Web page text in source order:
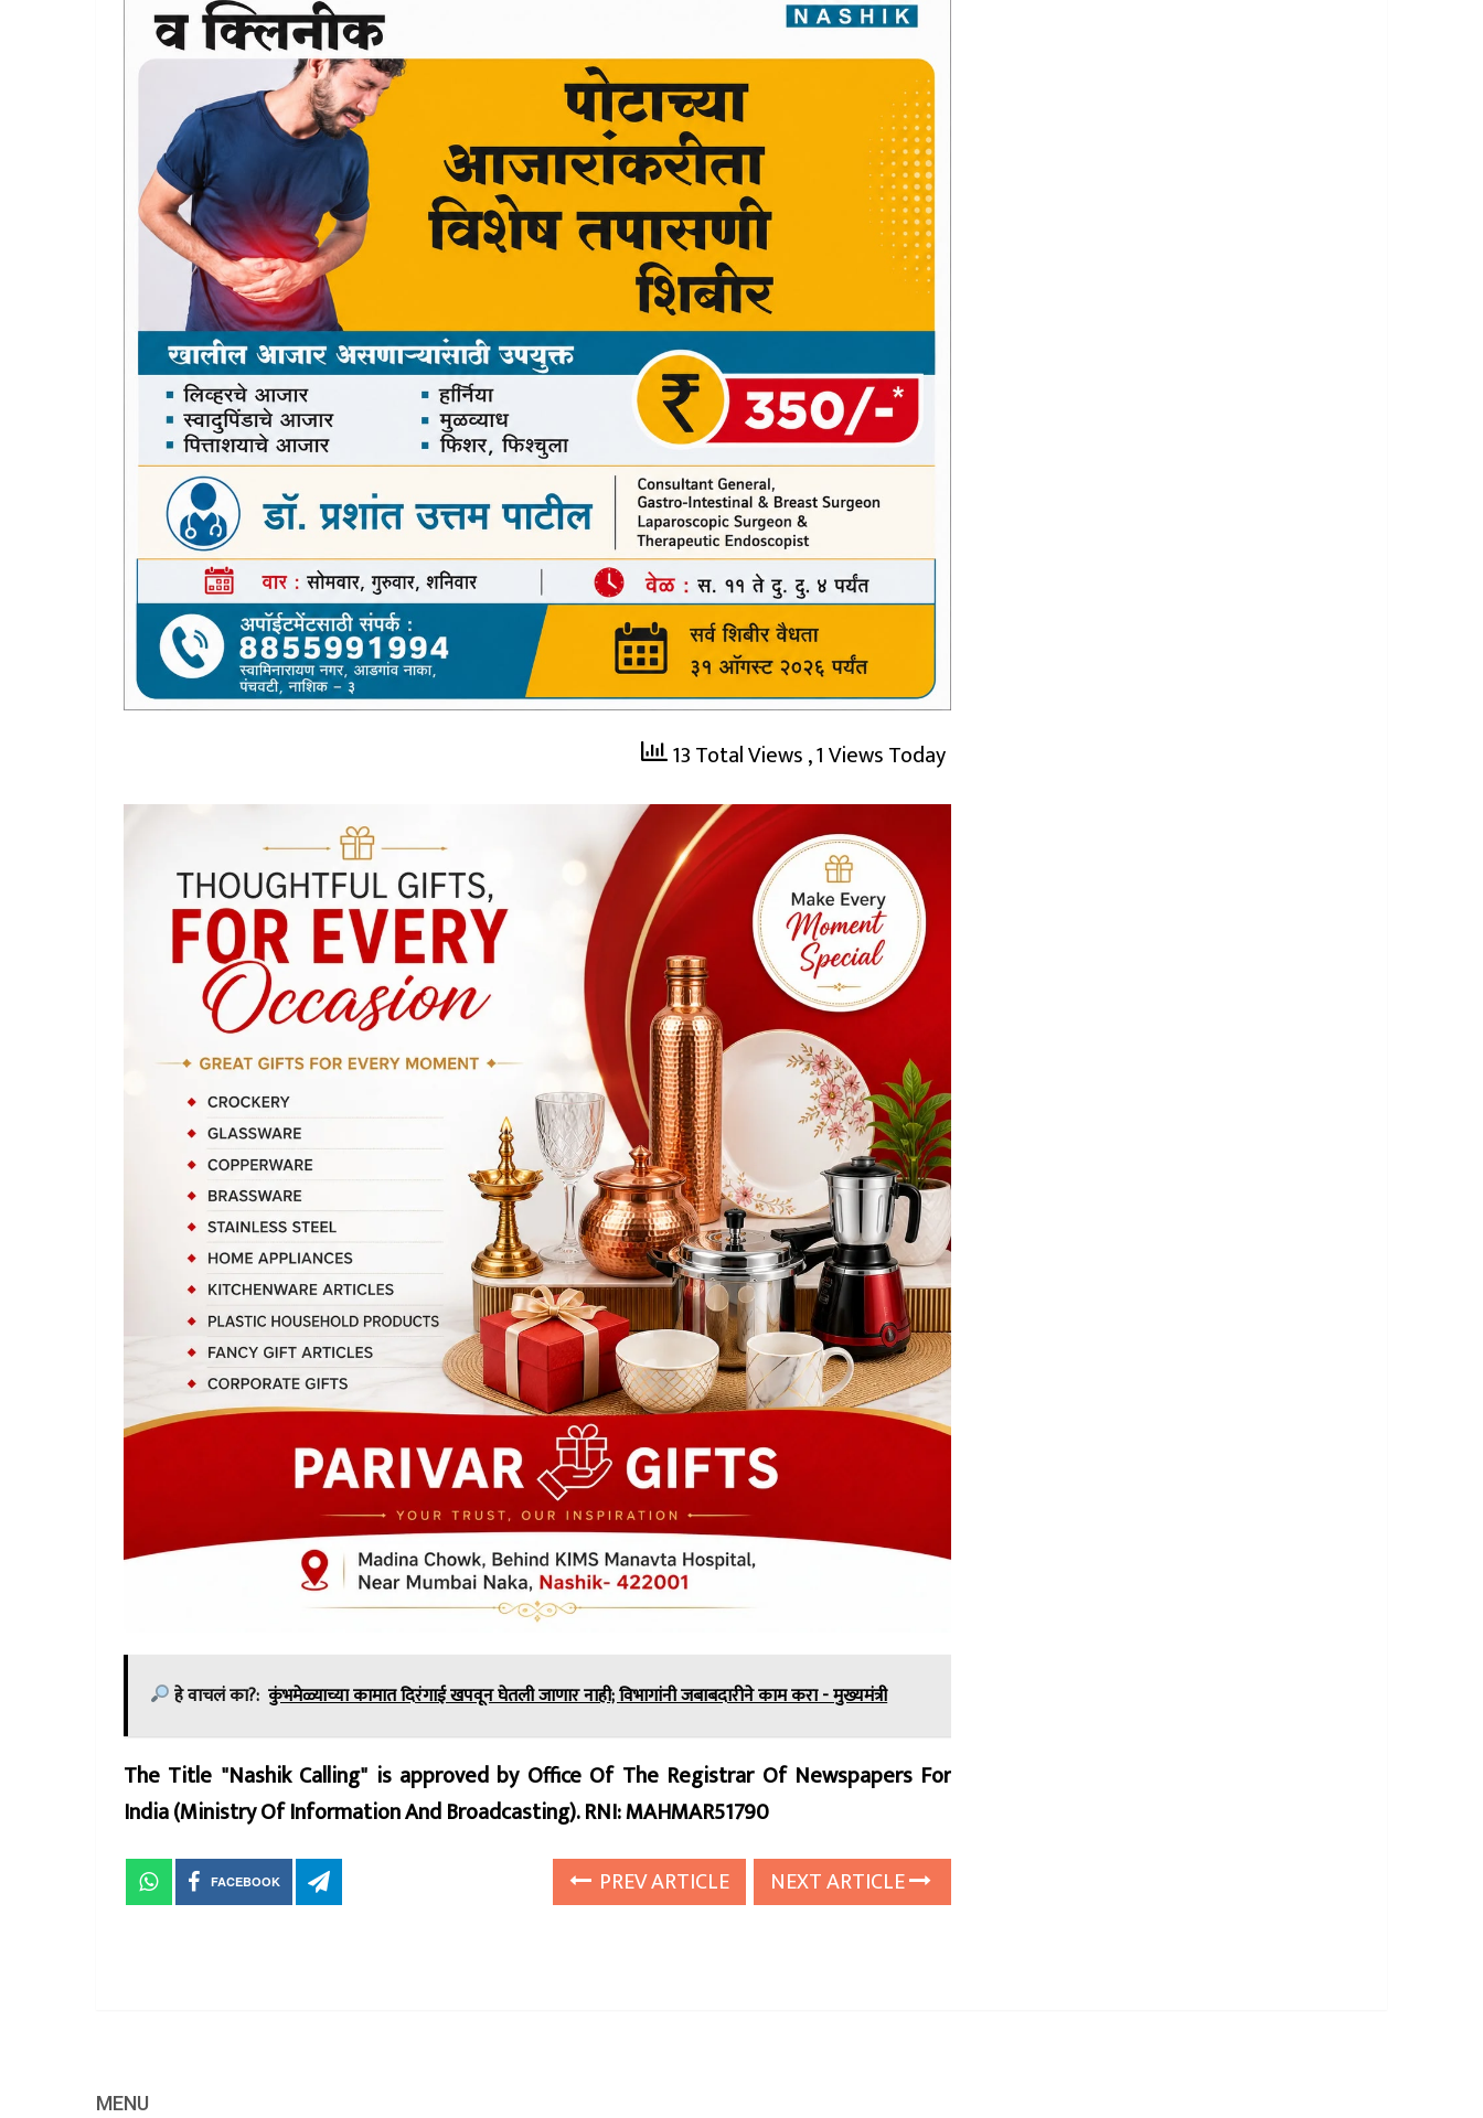
13 Total Views, 1 Views Today
हे वाचलं का?: कुंभमेळ्याच्या कामात दिरंगाई खपवून घेतली जाणार नाही; विभागांनी जबाबदारीने काम करा - मुख्यमंत्री
The Title "Nashik Calling" is approved by Office Of The Registrar Of Newspapers For
India (Ministry Of Information And Broadcasting). RNI: MAHMAR51790
FACEBOOK PREV ARTICLE NEXT ARTICLE
MENU